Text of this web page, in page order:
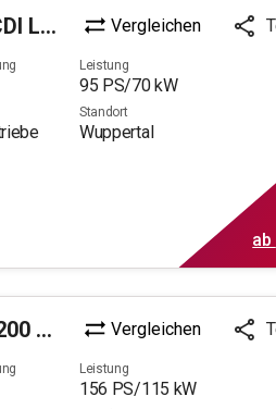
6d-TEMP) Vergleichen
Leistung
95 PS/70kW
Standort
Wuppertal
ab
Vergleichen
Leistung
156 PS/115 kW